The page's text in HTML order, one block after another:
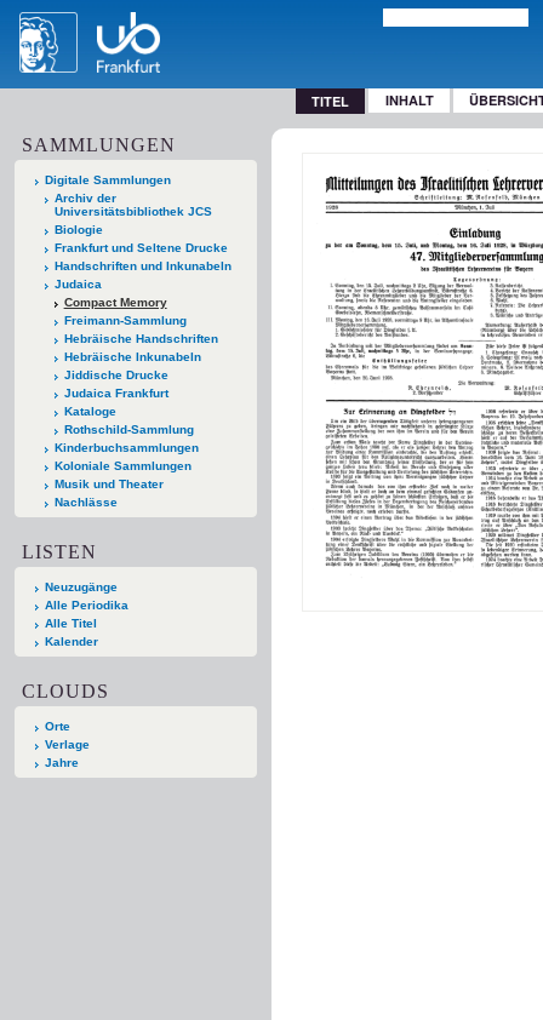
TITEL INHALT
SAMMLUNGEN
Digitale Sammlungen
Archiv der
Universitätsbibliothek JCS
Biologie
Frankfurt und Seltene Drucke
Handschriften und Inkunabeln
Judaica
Compact Memory
Freimann-Sammlung
Hebräische Handschriften
Hebräische Inkunabeln
Jiddische Drucke
Judaica Frankfurt
Kataloge
Rothschild-Sammlung
Kinderbuchsammlungen
Koloniale Sammlungen
Musik und Theater
Nachlässe
LISTEN
Neuzugänge
Alle Periodika
Alle Titel
Kalender
CLOUDS
Orte
Verlage
Jahre